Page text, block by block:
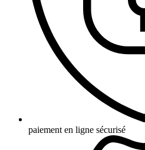
paiement en ligne sécurisé